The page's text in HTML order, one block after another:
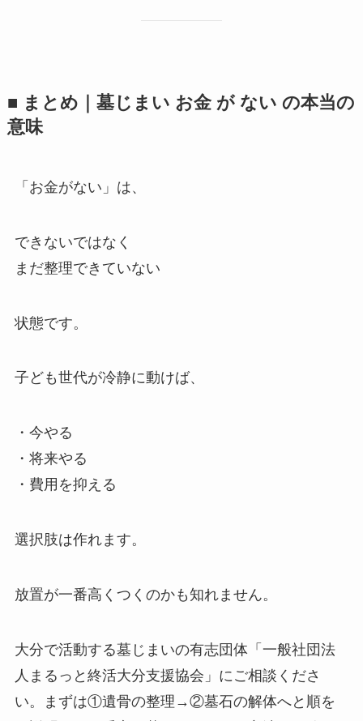
■ まとめ｜墓じまい​ お金 が​ ない​ の​本当の​
意味
「お金がない」は、
できないではなく
まだ整理できていない
状態です。
子ども世代が冷静に動けば、
・今やる
・将来やる
・費用を抑える
選択肢は作れます。
放置が一番高くつくのかも知れません。
大分で活動する墓じまいの有志団体「一般社団法
人まるっと終活大分支援協会」にご相談くださ
い。まずは①遺骨の整理→②墓石の解体へと順を